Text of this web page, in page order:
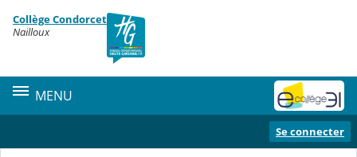
Contenu
Collège Condorcet
Nailloux
MENU
Se connecter